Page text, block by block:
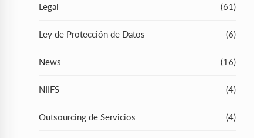
Legal (61)
Ley de Protección de Datos (6)
News (16)
NIIFS (4)
Outsourcing de Servicios (4)